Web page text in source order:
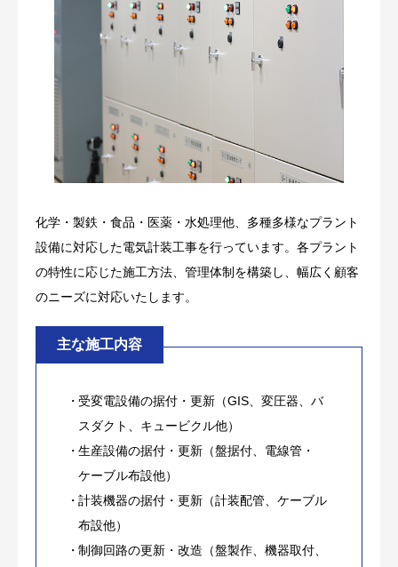
化学・製鉄・食品・医薬・水処理他、多種多様なプラント
設備に対応した電気計装工事を行っています。各プラント
の特性に応じた施工方法、管理体制を構築し、幅広く顧客
のニーズに対応いたします。
主な施工内容
受変電設備の据付・更新（GIS、変圧器、バ
スダクト、キュービクル他）
生産設備の据付・更新（盤据付、電線管・
ケーブル布設他）
計装機器の据付・更新（計装配管、ケーブル
布設他）
制御回路の更新・改造（盤製作、機器取付、